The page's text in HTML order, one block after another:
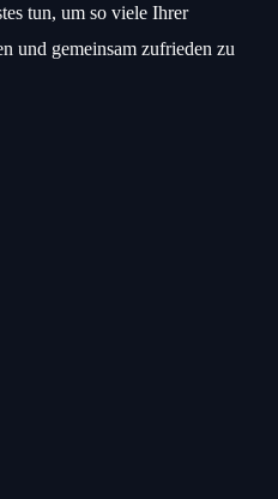
tun, um so viele Ihrer
und gemeinsam zufrieden zu